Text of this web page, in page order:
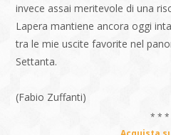
invece assai meritevole di una
Lapera mantiene ancora oggi
tra le mie uscite favorite nel
Settanta.
(Fabio Zuffanti)
* * *